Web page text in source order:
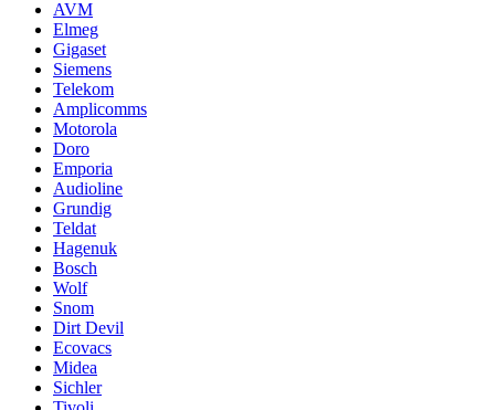
AVM
Elmeg
Gigaset
Siemens
Telekom
Amplicomms
Motorola
Doro
Emporia
Audioline
Grundig
Teldat
Hagenuk
Bosch
Wolf
Snom
Dirt Devil
Ecovacs
Midea
Sichler